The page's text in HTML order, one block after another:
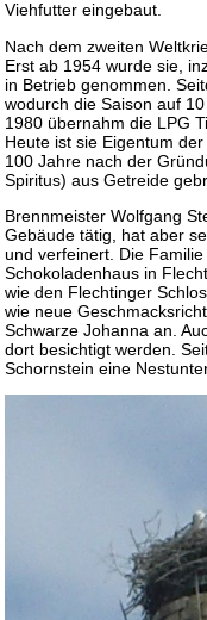
Viehfutter eingebaut.
Nach dem zweiten
Erst ab 1954 wurde sie,
in Betrieb genommen.
wodurch die Saison auf
1980 übernahm die LPG
Heute ist sie Eigentum
100 Jahre nach der
Spiritus) aus Getreide
Brennmeister Wolfgang
Gebäude tätig, hat aber
und verfeinert. Die
Schokoladenhaus in
wie den Flechtinger
wie neue
Schwarze Johanna an.
dort besichtigt werden.
Schornstein eine